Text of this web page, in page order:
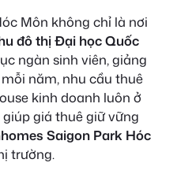
Môn không chỉ là nơi
đô thị Đại học Quốc
ngàn sinh viên, giảng
năm, nhu cầu thuê
kinh doanh luôn ở
giá thuê giữ vững
Saigon Park Hóc
trường.